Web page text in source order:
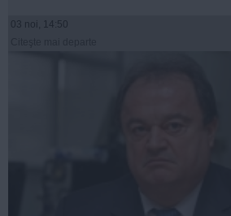
03 noi, 14:50